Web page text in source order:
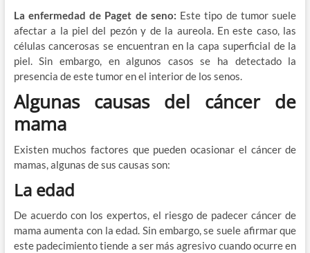
La enfermedad de Paget de seno: Este tipo de tumor suele
afectar a la piel del pezón y de la aureola. En este caso, las
células cancerosas se encuentran en la capa superficial de la
piel. Sin embargo, en algunos casos se ha detectado la
presencia de este tumor en el interior de los senos.
Algunas causas del cáncer de
mama
Existen muchos factores que pueden ocasionar el cáncer de
mamas, algunas de sus causas son:
La edad
De acuerdo con los expertos, el riesgo de padecer cáncer de
mama aumenta con la edad. Sin embargo, se suele afirmar que
este padecimiento tiende a ser más agresivo cuando ocurre en